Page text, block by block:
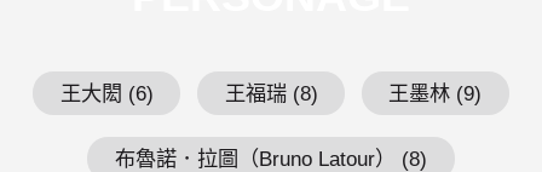
王大閎 (6) 王福瑞 (8) 王墨林 (9)
布魯諾．拉圖（Bruno Latour） (8)